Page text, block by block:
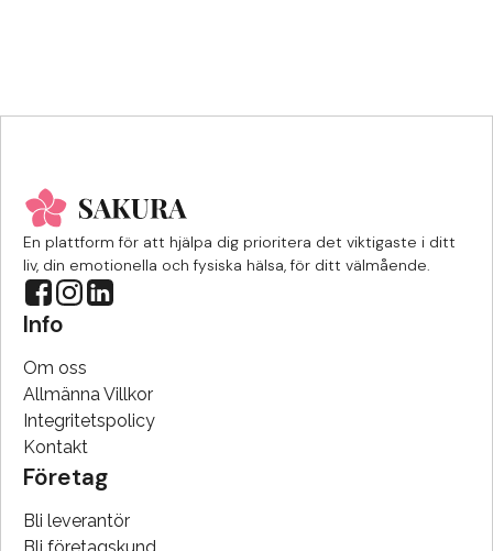
En plattform för att hjälpa dig prioritera det viktigaste i ditt
liv, din emotionella och fysiska hälsa, för ditt välmående.
Info
Om oss
Allmänna Villkor
Integritetspolicy
Kontakt
Företag
Bli leverantör